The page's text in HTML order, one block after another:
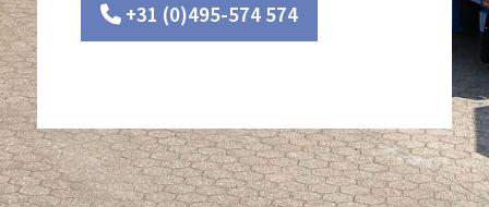
+31 (0)495-574 574